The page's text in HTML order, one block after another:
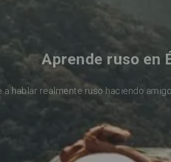
Aprende ruso en
a hablar realmente ruso haciendo